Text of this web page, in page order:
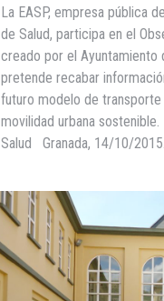
La EASP, empresa pública
de Salud, participa en el
creado por el Ayuntamiento
pretende recabar
futuro modelo de
movilidad urbana
Salud Granada, 14/10/